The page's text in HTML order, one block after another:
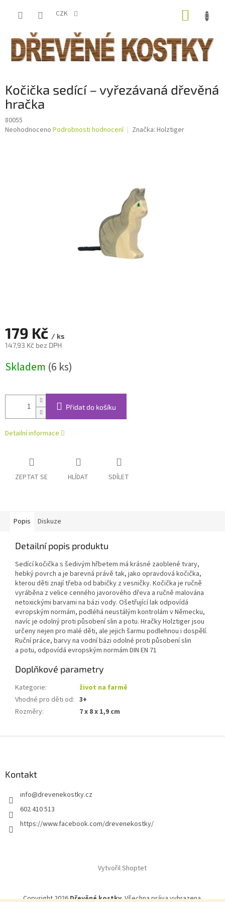
CZK
Kočička sedící – vyřezávaná dřevěná
hračka
80055
Průměrné
Neohodnoceno Podrobnosti hodnocení Značka: Holztiger
179 Kč / ks
147,93 Kč bez DPH
cena:
Skladem (6 ks)
Přidat do košíku
Detailní informace
ZEPTAT SE HLÍDAT SDÍLET
Popis Diskuze
Detailní popis produktu
Sedící kočička s šedivým hřbetem má krásné zaoblené tvary,
hebký povrch a je barevná právě tak, jako opravdová kočička,
kterou děti znají třeba od babičky z vesničky. Kočička je ručně
vyráběna z velice cenného javorového dřeva a ručně malována
netoxickými barvami na bázi vody. Ošetřující lak odpovídá
evropským normám, podléhá neustálým kontrolám v Německu,
navíc je odolný proti působení slin a potu. Hračky Holztiger jsou
určeny nejen pro malé děti, ale jejich šarmu podlehnou i dospělí.
Ruční práce, barvy na vodní bázi odolné proti působení slin
a potu, odpovídá evropským normám DIN EN 71
Doplňkové parametry
Kategorie:
život na farmě
Vhodné pro děti od: 3+
Rozměry: 7 x 8 x 1,9 cm
Kontakt
info@drevenekostky.cz
602 410 513
https://www.facebook.com/drevenekostky/
Vytvořil Shoptet
Copyright 2026Dřevěné kostky. Všechna práva vyhrazena.